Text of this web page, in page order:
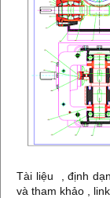
Tài liệu , định
và tham khảo ,